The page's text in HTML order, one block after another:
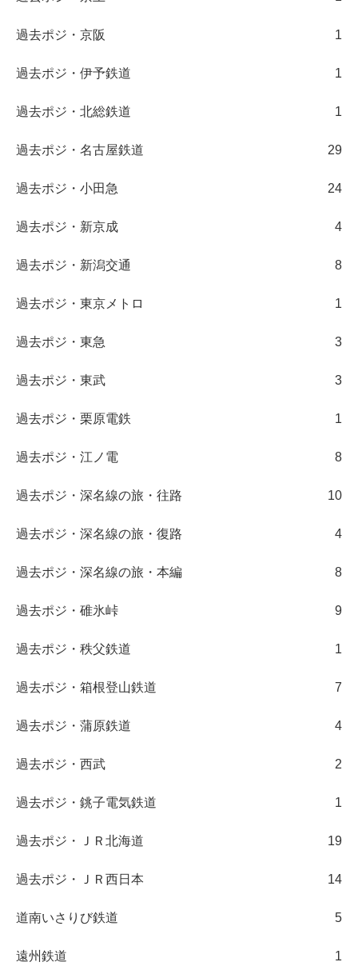
過去ポジ・京阪 1
過去ポジ・伊予鉄道 1
過去ポジ・北総鉄道 1
過去ポジ・名古屋鉄道 29
過去ポジ・小田急 24
過去ポジ・新京成 4
過去ポジ・新潟交通 8
過去ポジ・東京メトロ 1
過去ポジ・東急 3
過去ポジ・東武 3
過去ポジ・栗原電鉄 1
過去ポジ・江ノ電 8
過去ポジ・深名線の旅・往路 10
過去ポジ・深名線の旅・復路 4
過去ポジ・深名線の旅・本編 8
過去ポジ・碓氷峠 9
過去ポジ・秩父鉄道 1
過去ポジ・箱根登山鉄道 7
過去ポジ・蒲原鉄道 4
過去ポジ・西武 2
過去ポジ・銚子電気鉄道 1
過去ポジ・ＪＲ北海道 19
過去ポジ・ＪＲ西日本 14
道南いさりび鉄道 5
遠州鉄道 1